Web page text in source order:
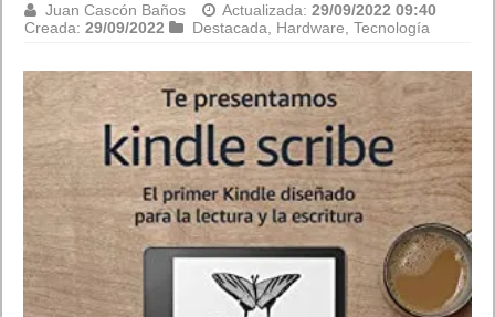
Juan Cascón Baños Actualizada:29/09/2022 09:40
Creada:29/09/2022 Destacada Hardware ,Tecnología